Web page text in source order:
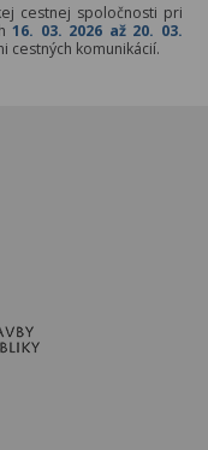
cestnej spoločnosti pri
16. 03. 2026 až 20. 03.
cestných komunikácií.